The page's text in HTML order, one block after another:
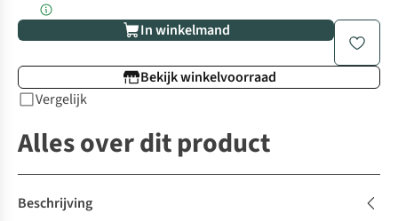
In winkelmand
Bekijk winkelvoorraad
Vergelijk
Alles over dit product
Beschrijving